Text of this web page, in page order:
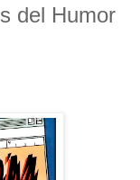
del Humor